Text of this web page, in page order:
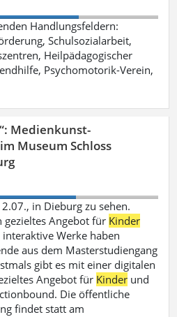
Handlungsfeldern:
Schulsozialarbeit,
Heilpädagogischer
Psychomotorik-Verein,
Medienkunst-
Museum Schloss
in Dieburg zu sehen.
gezieltes Angebot für Kinder
Werke haben
aus dem Masterstudiengang
gibt es mit einer digitalen
Angebot für Kinder und
Die öffentliche
findet statt am